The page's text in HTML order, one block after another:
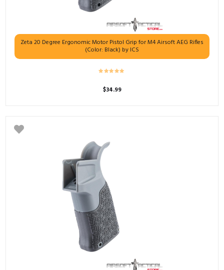
Zeta 20 Degree Ergonomic Motor Pistol Grip for M4 Airsoft AEG Rifles
(Color: Black) by ICS
$34.99